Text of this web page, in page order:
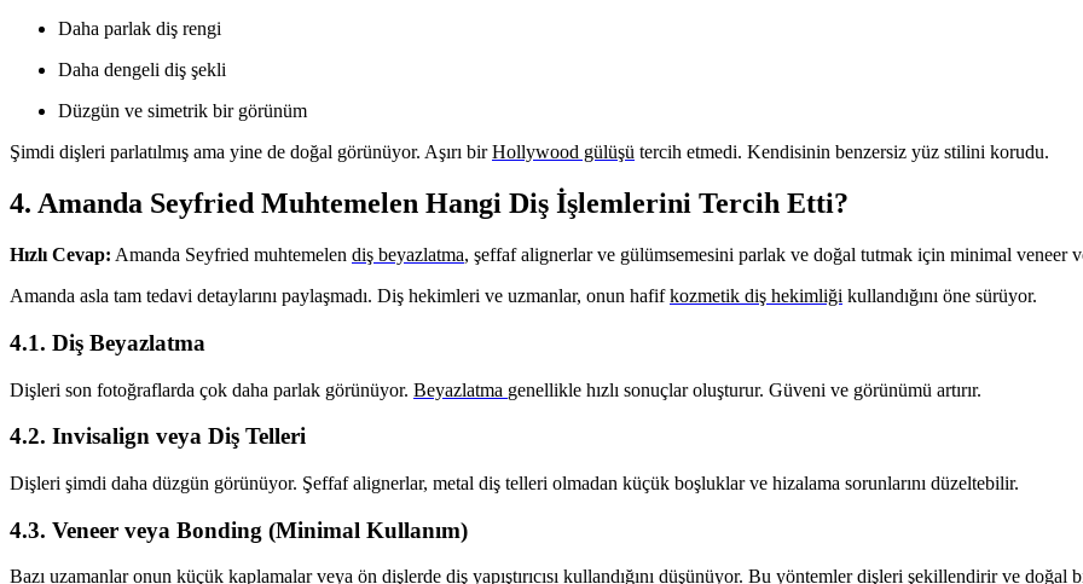
Daha parlak diş rengi
Daha dengeli diş şekli
Düzgün ve simetrik bir görünüm
Şimdi dişleri parlatılmış ama yine de doğal görünüyor. Aşırı birHollywood gülüşü tercih etmedi. Kendisinin benzersiz yüz stilini korudu.
4. Amanda Seyfried Muhtemelen Hangi Diş İşlemlerini Tercih Etti?
Hızlı Cevap: Amanda Seyfried muhtemelen diş beyazlatma, şeffaf alignerlar ve gülümsemesini parlak ve doğal tutmak için minimal veneer
Amanda asla tam tedavi detaylarını paylaşmadı. Diş hekimleri ve uzmanlar, onun hafifkozmetik diş hekimliği kullandığını öne sürüyor.
4.1. Diş Beyazlatma
Dişleri son fotoğraflarda çok daha parlak görünüyor. Beyazlatma genellikle hızlı sonuçlar oluşturur. Güveni ve görünümü artırır.
4.2. Invisalign veya Diş Telleri
Dişleri şimdi daha düzgün görünüyor. Şeffaf alignerlar, metal diş telleri olmadan küçük boşluklar ve hizalama sorunlarını düzeltebilir.
4.3. Veneer veya Bonding (Minimal Kullanım)
Bazı uzamanlar onun küçük kaplamalarveya ön dişlerde diş yapıştırıcısı kullandığını düşünüyor. Bu yöntemler dişleri şekillendirir ve